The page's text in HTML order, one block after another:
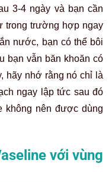
3-4 ngày và bạn cần
trong trường hợp ngay
nước, bạn có thể bôi
bạn vẫn băn khoăn có
hãy nhớ rằng nó chỉ là
ngay lập tức sau đó
không nên được dùng
với vùng